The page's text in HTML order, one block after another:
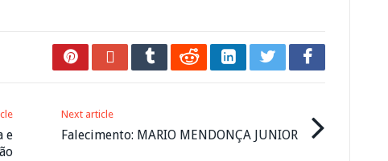
e
Next article
Falecimento: MARIO MENDONÇA JUNIOR